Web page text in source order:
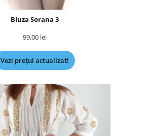
Bluza Sorana 3
99,00 lei
Vezi prețul actualizat!